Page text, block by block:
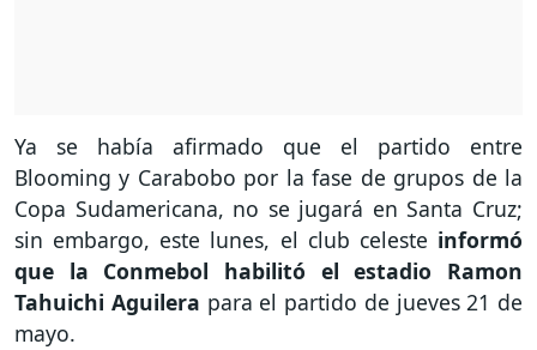
Ya se había afirmado que el partido entre
Blooming y Carabobo por la fase de grupos de la
Copa Sudamericana, no se jugará en Santa Cruz;
sin embargo, este lunes, el club celeste informó
que la Conmebol habilitó el estadio Ramon
Tahuichi Aguilera para el partido de jueves 21 de
mayo.